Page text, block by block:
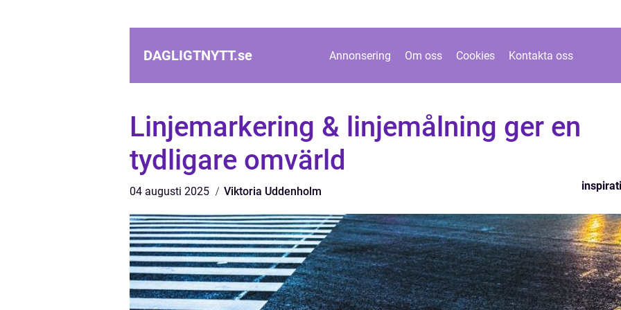
DAGLIGTNYTT.se Annonsering Om oss Cookies Kontakta oss
Linjemarkering & linjemålning ger en
tydligare omvärld
04 augusti 2025 Viktoria Uddenholm